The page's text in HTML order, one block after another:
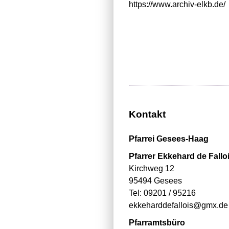
https://www.archiv-elkb.de/
Kontakt
Pfarrei Gesees-Haag
Pfarrer Ekkehard de
Kirchweg 12
95494 Gesees
Tel: 09201 / 95216
ekkeharddefallois@gmx.de
Pfarramtsbüro